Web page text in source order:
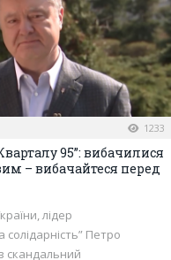
1233
95”: вибачилися
– вибачайтеся перед
лідер
солідарність” Петро
скандальний